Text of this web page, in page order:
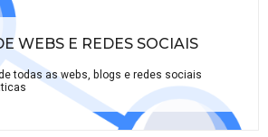
WEBS E REDES SOCIAIS
todas as webs, blogs e redes sociais